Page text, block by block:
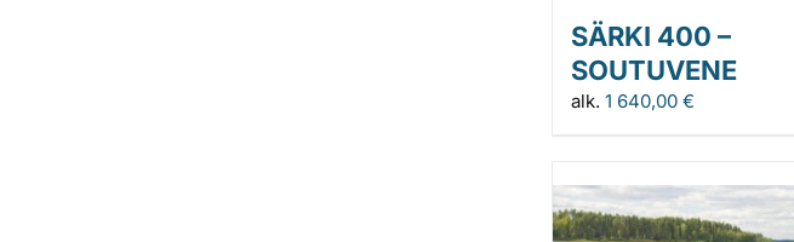
SÄRKI 400 –
SOUTUVENE
alk. 1 640,00 €